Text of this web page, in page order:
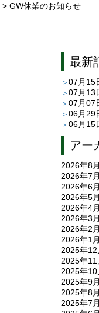
> GW休業のお知らせ
最新
07月15
07月13
07月07
06月29
06月15
アー
2026年8月
2026年7月
2026年6月
2026年5月
2026年4月
2026年3月
2026年2月
2026年1月
2025年12
2025年11
2025年10
2025年9月
2025年8月
2025年7月